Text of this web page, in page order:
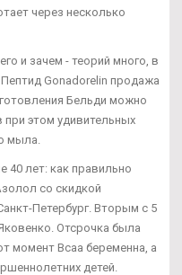
через несколько
и зачем - теорий много, в
Gonadorelin продажа
Бельди можно
при этом удивительных
мыла.
40 лет: как правильно
со скидкой
Петербург. Вторым с 5
Отсрочка была
момент Bcaa беременна, а
детей.